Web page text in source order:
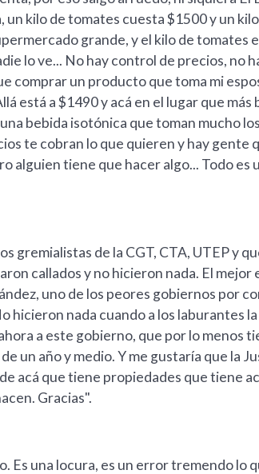
un kilo de tomates cuesta $1500 y un
grande, y el kilo de tomates
lo ve... No hay control de precios, no
comprar un producto que toma mi
está a $1490 y acá en el lugar que
bebida isotónica que toman mucho
te cobran lo que quieren y hay gente
alguien tiene que hacer algo... Todo es
gremialistas de la CGT, CTA, UTEP y
callados y no hicieron nada. El mejor
uno de los peores gobiernos por
hicieron nada cuando a los laburantes
a este gobierno, que por lo menos
un año y medio. Y me gustaría que la
acá que tiene propiedades que tiene
Gracias".
Es una locura, es un error tremendo lo